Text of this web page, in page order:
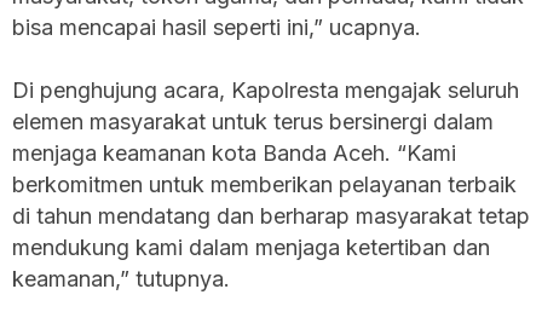
bisa mencapai hasil seperti ini,” ucapnya.
Di penghujung acara, Kapolresta mengajak seluruh
elemen masyarakat untuk terus bersinergi dalam
menjaga keamanan kota Banda Aceh. “Kami
berkomitmen untuk memberikan pelayanan terbaik
di tahun mendatang dan berharap masyarakat tetap
mendukung kami dalam menjaga ketertiban dan
keamanan,” tutupnya.